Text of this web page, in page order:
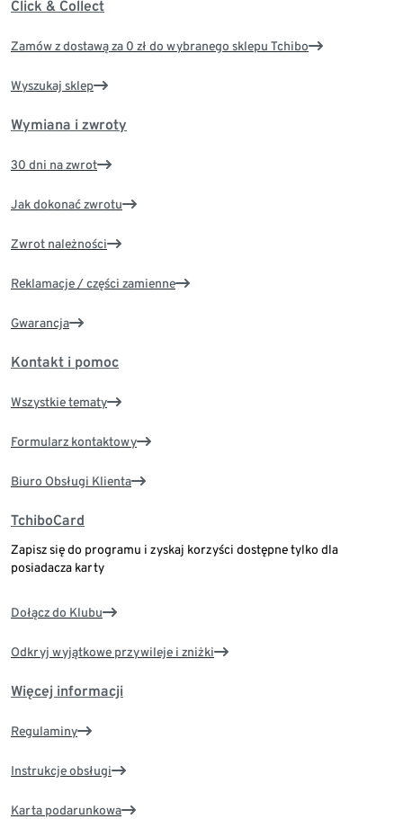
Click & Collect
Zamów z dostawą za 0 zł do wybranego sklepu Tchibo
Wyszukaj sklep
Wymiana i zwroty
30 dni na zwrot
Jak dokonać zwrotu
Zwrot należności
Reklamacje / części zamienne
Gwarancja
Kontakt i pomoc
Wszystkie tematy
Formularz kontaktowy
Biuro Obsługi Klienta
TchiboCard
Zapisz się do programu i zyskaj korzyści dostępne tylko dla
posiadacza karty
Dołącz do Klubu
Odkryj wyjątkowe przywileje i zniżki
Więcej informacji
Regulaminy
Instrukcje obsługi
Karta podarunkowa